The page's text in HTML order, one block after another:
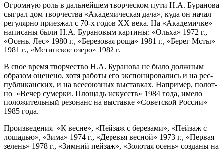
Огромную роль в даль­ней­шем твор­че­ском пути Н.А. Буранова
сыг­рал дом твор­че­ства «Академическая дача», куда он начал
регу­ляр­но при­ез­жал с 70‑х годов ХХ века. На «Академичке»
напи­са­ны были Н.А. Бурановым кар­ти­ны: «Ольха» 1972 г.,
«Осень. Лес» 1980 г., «Березовая роща» 1981 г., «Берег Мсты»
1981 г., «Мстинское озе­ро» 1982 г.
В свое вре­мя твор­че­ство Н.А. Буранова не было долж­ным
обра­зом оце­не­но, хотя рабо­ты его экс­по­ни­ро­ва­лись и на рес­
пуб­ли­кан­ских, и на все­со­юз­ных выстав­ках. Например, полот­
но «Вечер сумер­ки. Площадь искусств» 1984 года, име­ло
поло­жи­тель­ный резо­нанс на выстав­ке «Советской России»
1985 года.
Произведения «К весне», «Пейзаж с бере­за­ми», «Пейзаж с
лоша­дью», «Зима» 1974 г., «Деревья вес­ной» 1973 г., «Первая
зелень» 1978 г., «Зимний пей­заж», «Золотая осень» созда­ны на